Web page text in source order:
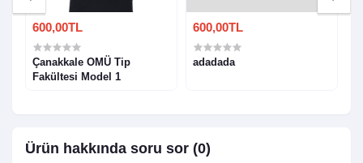
600,00TL
Çanakkale OMÜ Tip
Fakültesi Model 1
600,00TL
adadada
Ürün hakkında soru sor (0)